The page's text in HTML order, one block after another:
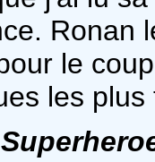
Ronan
le
les